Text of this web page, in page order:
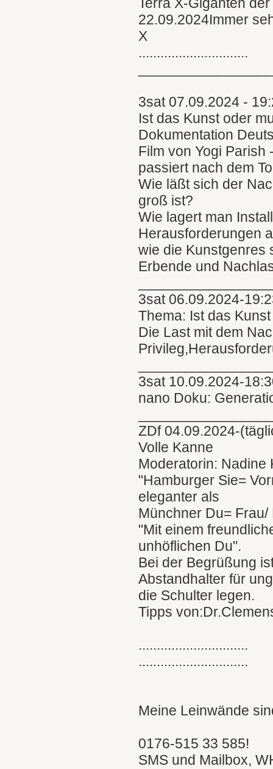
Terra X-Giganten
22.09.2024Immer
X
..............................
3sat 07.09.2024 -
Ist das Kunst oder
Dokumentation
Film von Yogi
passiert nach dem
Wie läßt sich der
groß ist?
Wie lagert man
Herausforderungen
wie die Kunstgenres
Erbende und
3sat 06.09.2024-
Thema: Ist das
Die Last mit dem
3sat 10.09.2024-
nano Doku:
ZDf 04.09.2024-
Volle Kanne
Moderatorin: Nadine
"Hamburger Sie=
eleganter als
Münchner Du= Frau/
"Mit einem
unhöflichen Du".
Bei der Begrüßung
Abstandhalter für
die Schulter legen.
Tipps
..............................
..............................
Meine Leinwände
0176-515 33 585!
SMS und Mailbox,